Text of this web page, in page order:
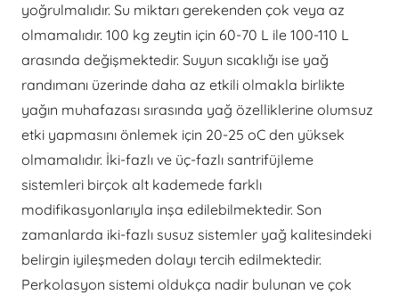
yoğrulmalıdır. Su miktarı gerekenden çok veya az
olmamalıdır. 100 kg zeytin için 60-70 L ile 100-110 L
arasında değişmektedir. Suyun sıcaklığı ise yağ
randımanı üzerinde daha az etkili olmakla birlikte
yağın muhafazası sırasında yağ özelliklerine olumsuz
etki yapmasını önlemek için 20-25 oC den yüksek
olmamalıdır. İki-fazlı ve üç-fazlı santrifüjleme
sistemleri birçok alt kademede farklı
modifikasyonlarıyla inşa edilebilmektedir. Son
zamanlarda iki-fazlı susuz sistemler yağ kalitesindeki
belirgin iyileşmeden dolayı tercih edilmektedir.
Perkolasyon sistemi oldukça nadir bulunan ve çok